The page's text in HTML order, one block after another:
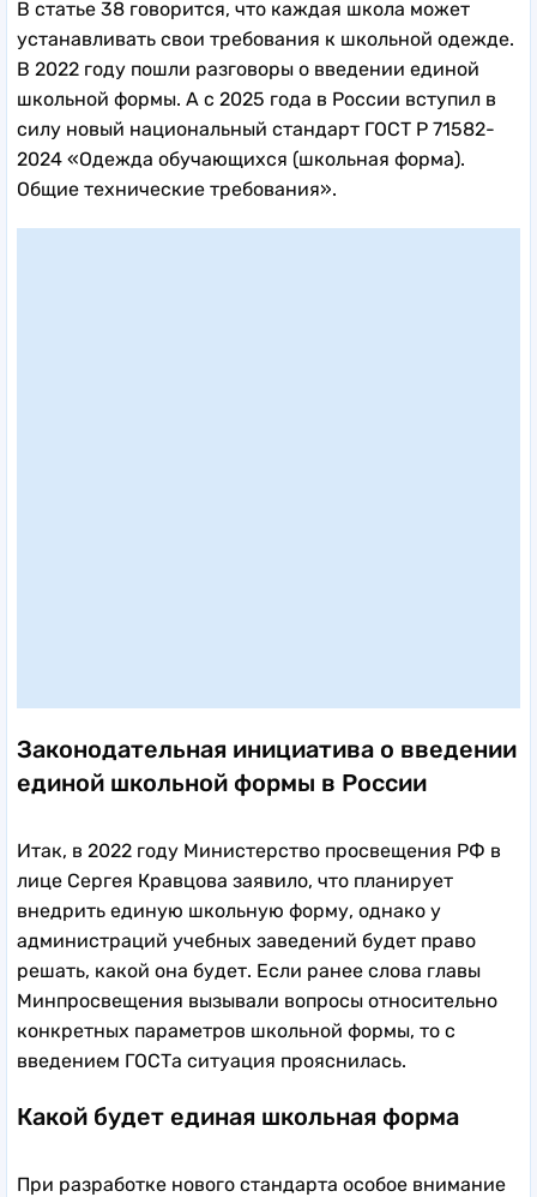
В статье 38 говорится, что каждая школа может
устанавливать свои требования к школьной одежде.
В 2022 году пошли разговоры о введении единой
школьной формы. А с 2025 года в России вступил в
силу новый национальный стандарт ГОСТ Р 71582-
2024 «Одежда обучающихся (школьная форма).
Общие технические требования».
Законодательная инициатива о введении
единой школьной формы в России
Итак, в 2022 году Министерство просвещения РФ в
лице Сергея Кравцова заявило, что планирует
внедрить единую школьную форму, однако у
администраций учебных заведений будет право
решать, какой она будет. Если ранее слова главы
Минпросвещения вызывали вопросы относительно
конкретных параметров школьной формы, то с
введением ГОСТа ситуация прояснилась.
Какой будет единая школьная форма
При разработке нового стандарта особое внимание